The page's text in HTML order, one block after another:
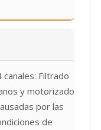
Filtrado
y motorizados,
por las
de